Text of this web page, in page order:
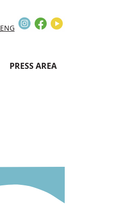
Search
ENG
InstagramFacebook
PRESS AREA